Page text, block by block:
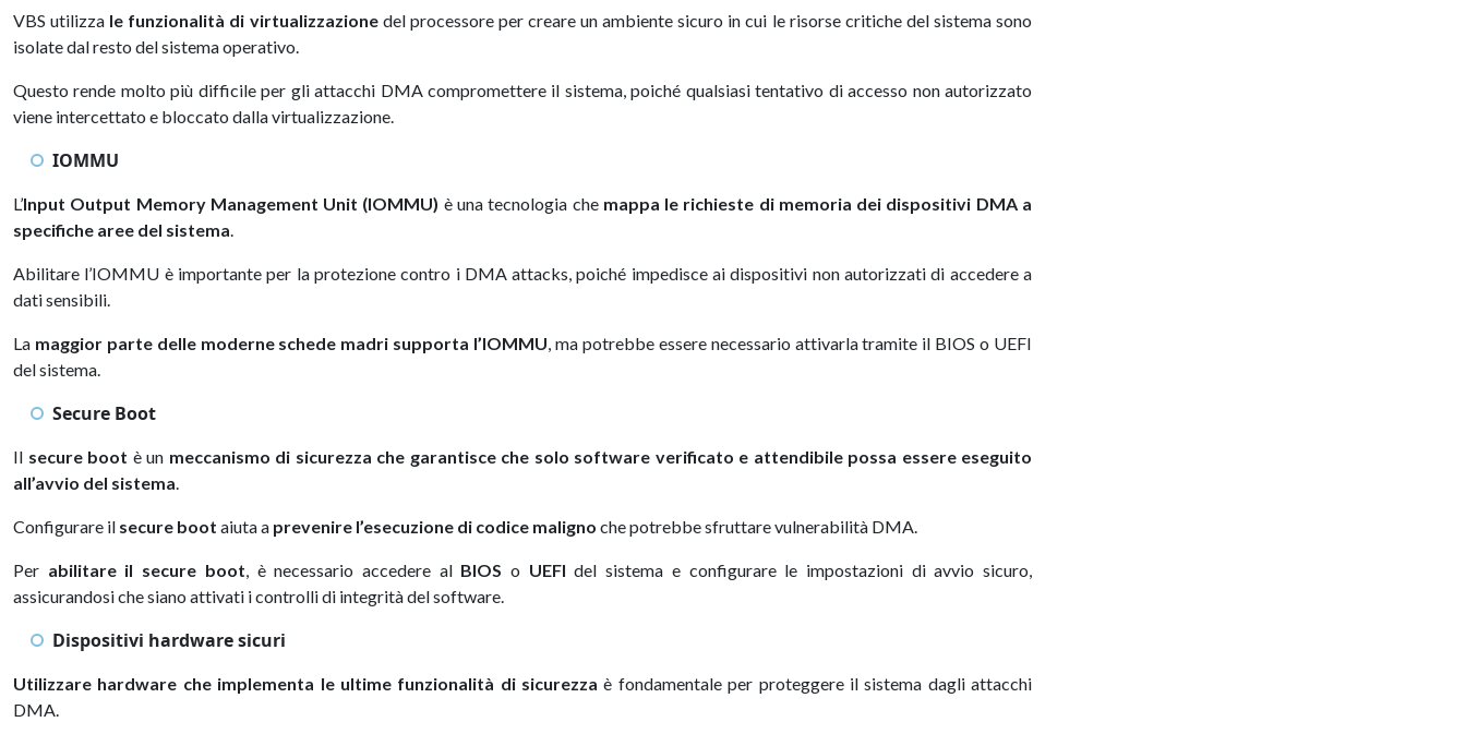
VBS utilizza le funzionalità di virtualizzazionedel processore per creare un ambiente sicuro in cui le risorse critiche del sistema sono
isolate dal resto del sistema operativo.
Questo rende molto più difficile per gli attacchi DMA compromettere il sistema, poiché qualsiasi tentativo di accesso non autorizzato
viene intercettato e bloccato dalla virtualizzazione.
IOMMU
L’Input Output Memory Management Unit (IOMMU) è una tecnologia che mappa le richieste di memoria dei dispositivi DMA a
specifiche aree del sistema
Abilitare l’IOMMU è importante per la protezione contro i DMA attacks, poiché impedisce ai dispositivi non autorizzati di accedere a
dati sensibili.
La maggior parte delle moderne schede madri supporta l’IOMMU , ma potrebbe essere necessario attivarla tramite il BIOS o UEFI
del sistema.
Secure Boot
Il secure boot è un meccanismo di sicurezza che garantisce che solo software verificato e attendibile possa essere eseguito
all’avvio del sistema
Configurare il secure boot aiuta a prevenire l’esecuzione di codice maligno che potrebbe sfruttare vulnerabilità DMA.
Per abilitare il secure boot , è necessario accedere al BIOS o UEFI del sistema e configurare le impostazioni di avvio sicuro,
assicurandosi che siano attivati i controlli di integrità del software.
Dispositivi hardware sicuri
Utilizzare hardware che implementa le ultime funzionalità di sicurezza è fondamentale per proteggere il sistema dagli attacchi
DMA.